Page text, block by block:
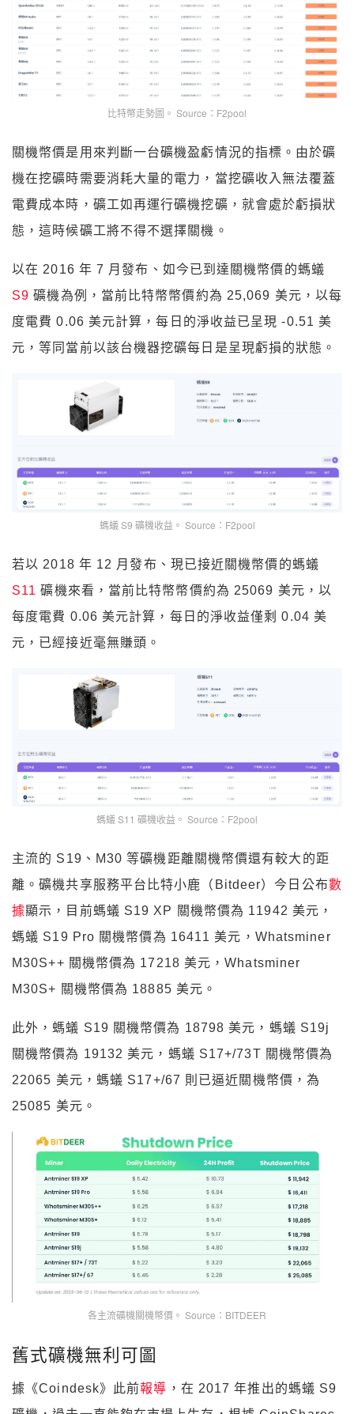
比特幣走勢圖。 Source：F2pool
關機幣價是用來判斷一台礦機盈虧情況的指標。由於礦
機在挖礦時需要消耗大量的電力，當挖礦收入無法覆蓋
電費成本時，礦工如再運行礦機挖礦，就會處於虧損狀
態，這時候礦工將不得不選擇關機。
以在 2016 年 7 月發布、如今已到達關機幣價的螞蟻
S9 礦機為例，當前比特幣幣價約為 25,069 美元，以每
度電費 0.06 美元計算，每日的淨收益已呈現 -0.51 美
元，等同當前以該台機器挖礦每日是呈現虧損的狀態。
螞蟻 S9 礦機收益。 Source：F2pool
若以 2018 年 12 月發布、現已接近關機幣價的螞蟻
S11 礦機來看，當前比特幣幣價約為 25069 美元，以
每度電費 0.06 美元計算，每日的淨收益僅剩 0.04 美
元，已經接近毫無賺頭。
螞蟻 S11 礦機收益。 Source：F2pool
主流的 S19、M30 等礦機距離關機幣價還有較大的距
離。礦機共享服務平台比特小鹿（Bitdeer）今日公布數
據顯示，目前螞蟻 S19 XP 關機幣價為 11942 美元，
螞蟻 S19 Pro 關機幣價為 16411 美元，Whatsminer
M30S++ 關機幣價為 17218 美元，Whatsminer
M30S+ 關機幣價為 18885 美元。
此外，螞蟻 S19 關機幣價為 18798 美元，螞蟻 S19j
關機幣價為 19132 美元，螞蟻 S17+/73T 關機幣價為
22065 美元，螞蟻 S17+/67 則已逼近關機幣價，為
25085 美元。
各主流礦機關機幣價。 Source：BITDEER
舊式礦機無利可圖
據《Coindesk》此前報導 ，在 2017 年推出的螞蟻 S9